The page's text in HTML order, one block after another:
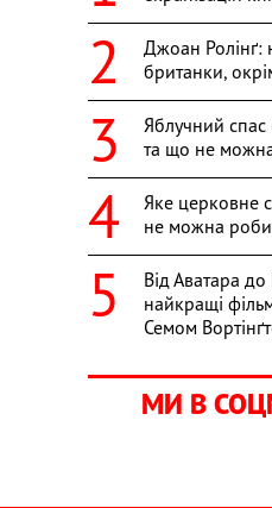
Джоан Ролінґ:
британки,
Яблучний спас
та що не
Яке церковне
не можна
Від Аватара
найкращі
Семом
МИ В